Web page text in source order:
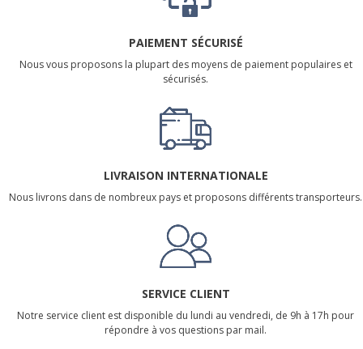
PAIEMENT SÉCURISÉ
Nous vous proposons la plupart des moyens de paiement populaires et
sécurisés.
LIVRAISON INTERNATIONALE
Nous livrons dans de nombreux pays et proposons différents transporteurs.
SERVICE CLIENT
Notre service client est disponible du lundi au vendredi, de 9h à 17h pour
répondre à vos questions par mail.